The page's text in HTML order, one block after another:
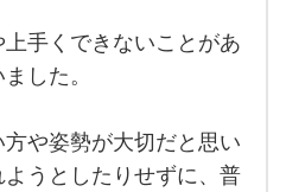
手くできないことがあ
した。
や姿勢が大切だと思い
うとしたりせずに、普